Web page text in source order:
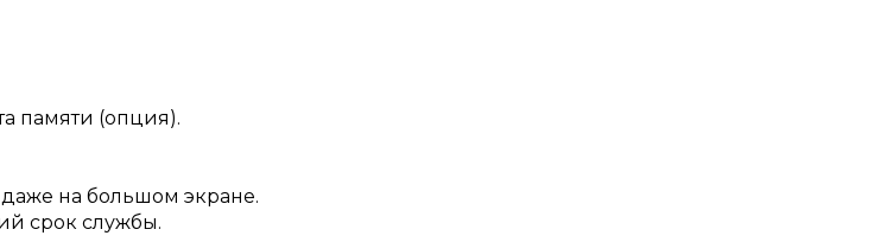
памяти (опция).
на большом экране.
срок службы.